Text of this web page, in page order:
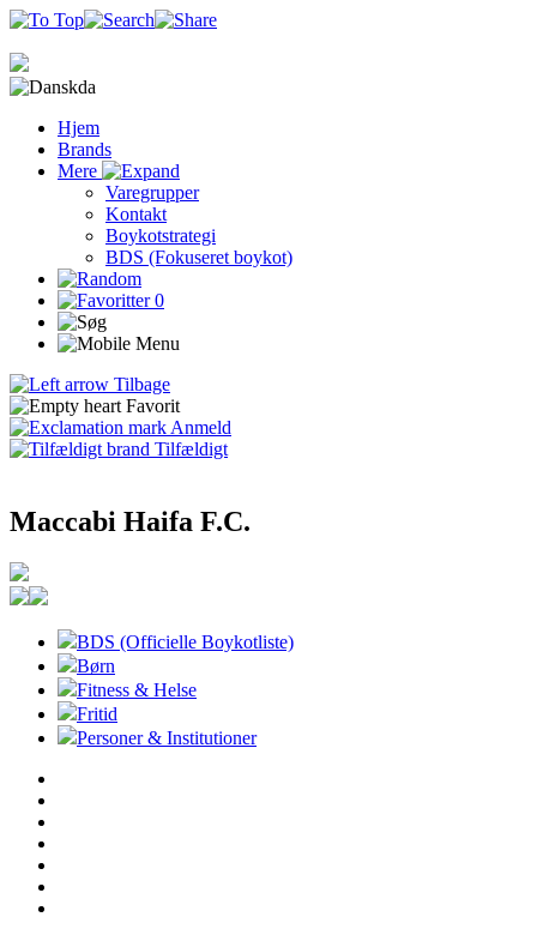
da
Hjem
Brands
Mere
Varegrupper
Kontakt
Boykotstrategi
BDS (Fokuseret boykot)
0
Tilbage
Favorit
Anmeld
Tilfældigt
Maccabi Haifa F.C.
BDS (Officielle Boykotliste)
Børn
Fitness & Helse
Fritid
Personer & Institutioner